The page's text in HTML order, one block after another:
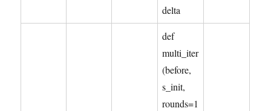
delta
def
multi_iter
(before,
s_init,
rounds=1